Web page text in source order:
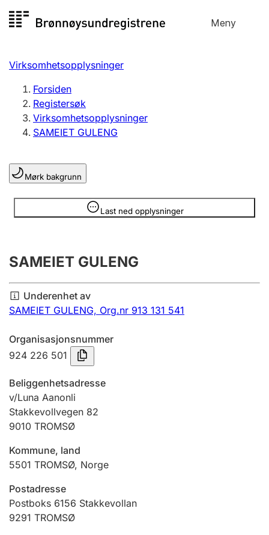
til
Meny
Registersøk
Aksjeselskap
Enkeltpersonforetak
Registrere, endre, slette
Lag og forening
Registrere, endre, slette
Årsregnskap
Innsending og forsinkelsesgebyr
Tinglysing
Jeger
Betaling og jegeravgiftskort
Ektepaktveileder
Offentlig sektor
Virksomhetsopplysninger
Forsiden
Registersøk
Virksomhetsopplysninger
SAMEIET GULENG
Mørk bakgrunn
Last ned opplysninger
Opplysninger er skjult
SAMEIET GULENG
Underenhet av
SAMEIET GULENG, Org.nr 913 131 541
Organisasjonsnummer
924 226 501
Beliggenhetsadresse
v/Luna Aanonli
Stakkevollvegen 82
9010 TROMSØ
Kommune, land
5501 TROMSØ, Norge
Postadresse
Postboks 6156 Stakkevollan
9291 TROMSØ